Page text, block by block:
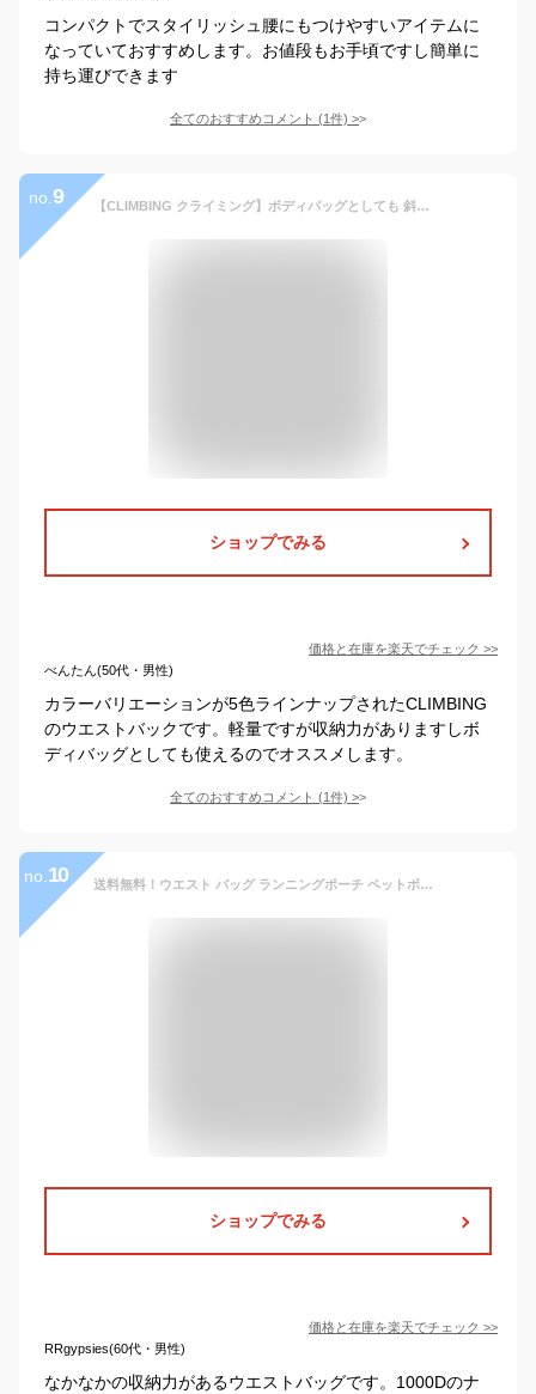
コンパクトでスタイリッシュ腰にもつけやすいアイテムに
なっていておすすめします。お値段もお手頃ですし簡単に
持ち運びできます
全てのおすすめコメント (1件) >
no. 9 【CLIMBING クライミング】ボディバッグとしても 斜めがけショルダーバッグとしても メンズ ヒップバッグ ウエストバッグ ウエストポーチ 紳士用 男女兼用 7176 クリスマス ギフト プレゼント 贈り物
ショップでみる
価格と在庫を楽天でチェック >>
べんたん(50代・男性)
カラーバリエーションが5色ラインナップされたCLIMBING
のウエストバックです。軽量ですが収納力がありますしボ
ディバッグとしても使えるのでオススメします。
全てのおすすめコメント (1件) >
no. 10 送料無料！ウエスト バッグ ランニングポーチ ペットボトル ウエスト ペットボトル スマホ 大容量 ランニングバック ジョギングポーチ ランナーポーチ ウエストポーチ メンズ レディース おしゃれ 大きめ 介護 仕事 スポーツ 多機能 釣り 登山 ランニング用 旅行 ゴルフ
ショップでみる
価格と在庫を楽天でチェック >>
RRgypsies(60代・男性)
なかなかの収納力があるウエストバッグです。1000Dのナ